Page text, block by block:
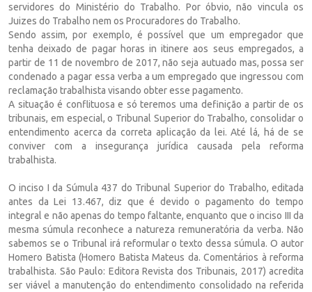
servidores do Ministério do Trabalho. Por óbvio, não vincula os
Juizes do Trabalho nem os Procuradores do Trabalho.
Sendo assim, por exemplo, é possível que um empregador que
tenha deixado de pagar horas in itinere aos seus empregados, a
partir de 11 de novembro de 2017, não seja autuado mas, possa ser
condenado a pagar essa verba a um empregado que ingressou com
reclamação trabalhista visando obter esse pagamento.
A situação é conflituosa e só teremos uma definição a partir de os
tribunais, em especial, o Tribunal Superior do Trabalho, consolidar o
entendimento acerca da correta aplicação da lei. Até lá, há de se
conviver com a insegurança jurídica causada pela reforma
trabalhista.
O inciso I da Súmula 437 do Tribunal Superior do Trabalho, editada
antes da Lei 13.467, diz que é devido o pagamento do tempo
integral e não apenas do tempo faltante, enquanto que o inciso III da
mesma súmula reconhece a natureza remuneratória da verba. Não
sabemos se o Tribunal irá reformular o texto dessa súmula. O autor
Homero Batista (Homero Batista Mateus da. Comentários à reforma
trabalhista. São Paulo: Editora Revista dos Tribunais, 2017) acredita
ser viável a manutenção do entendimento consolidado na referida